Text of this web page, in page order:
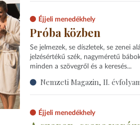
Éjjeli menedékhely
Próba közben
Se jelmezek, se díszletek, se zenei
jelzésértékű szék, nagyméretű
minden a szövegről és a keresés...
Nemzeti Magazin, II.
Éjjeli menedékhely